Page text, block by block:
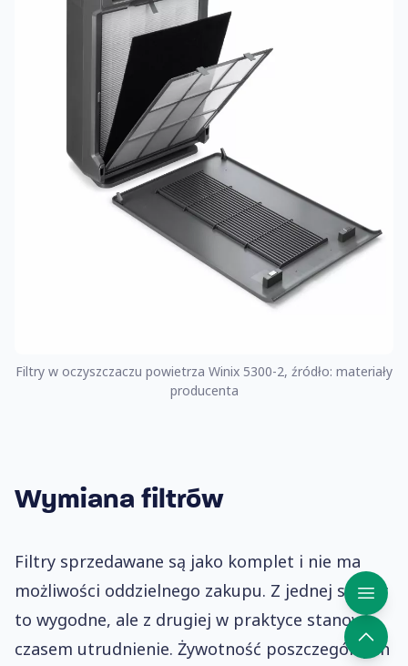
Filtry w oczyszczaczu powietrza Winix 5300-2, źródło: materiały
producenta
Wymiana filtrów
Filtry sprzedawane są jako komplet i nie ma
możliwości oddzielnego zakupu. Z jednej strony
to wygodne, ale z drugiej w praktyce stanowi
czasem utrudnienie. Żywotność poszczególnych